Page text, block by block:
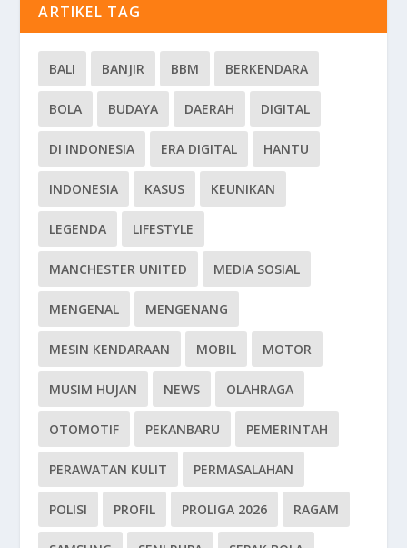
ARTIKEL TAG
BALI BANJIR BBM BERKENDARA
BOLA BUDAYA DAERAH DIGITAL
DI INDONESIA ERA DIGITAL HANTU
INDONESIA KASUS KEUNIKAN
LEGENDA LIFESTYLE
MANCHESTER UNITED MEDIA SOSIAL
MENGENAL MENGENANG
MESIN KENDARAAN MOBIL MOTOR
MUSIM HUJAN NEWS OLAHRAGA
OTOMOTIF PEKANBARU PEMERINTAH
PERAWATAN KULIT PERMASALAHAN
POLISI PROFIL PROLIGA 2026 RAGAM